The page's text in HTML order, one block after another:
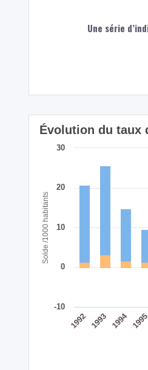
Une série
Solde /1000 habitants
Évolution du taux
1992 1993 1994 1995
-10
0
10
20
30